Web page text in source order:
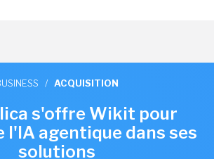
/ ACQUISITION
s'offre Wikit pour
l'IA agentique dans ses
solutions